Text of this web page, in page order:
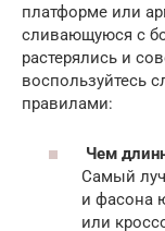
платформе или
сливающуюся с
растерялись и
воспользуйтесь
правилами:
Чем
Самый
и фасона
или